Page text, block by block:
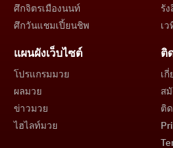
ศึกจิตรเมืองนนท์
ศึกวันแชมเปี้ยนชิพ
รั
เ
แผนผังเว็บไซต์
โปรแกรมมวย
ผลมวย
ข่าวมวย
ไฮไลท์มวย
ติ
เ
ส
ติ